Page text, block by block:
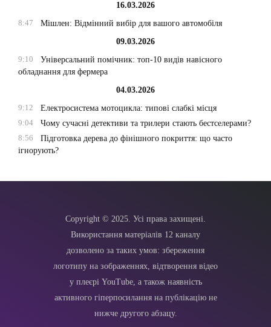
16.03.2026
8:47
Мішлен: Відмінний вибір для вашого автомобіля
09.03.2026
9:10
Універсальний помічник: топ-10 видів навісного
обладнання для фермера
04.03.2026
9:12
Електросистема мотоцикла: типові слабкі місця
9:04
Чому сучасні детективи та трилери стають бестселерами?
8:56
Підготовка дерева до фінішного покриття: що часто
ігнорують?
Copyright © 2025. Усі права захищені.
Використання матеріалів 12 каналу
дозволено за таких умов: збереження
логотипу на зображеннях, відтворення відео
у плеєрі YouTube, а також наявність
активного гіперпосилання на публікацію не
нижче другого абзацу.